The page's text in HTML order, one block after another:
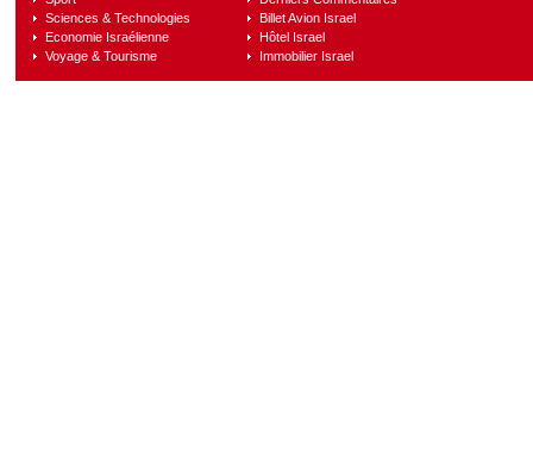
Sciences & Technologies
Economie Israélienne
Voyage & Tourisme
Billet Avion Israel
Hôtel Israel
Immobilier Israel